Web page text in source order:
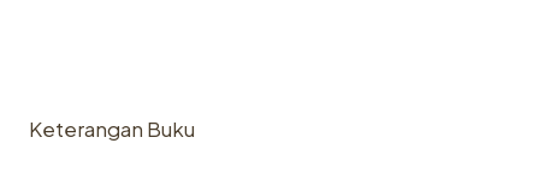
Keterangan Buku